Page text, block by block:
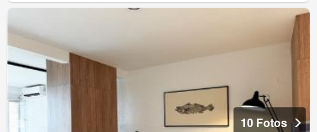
10 Fotos